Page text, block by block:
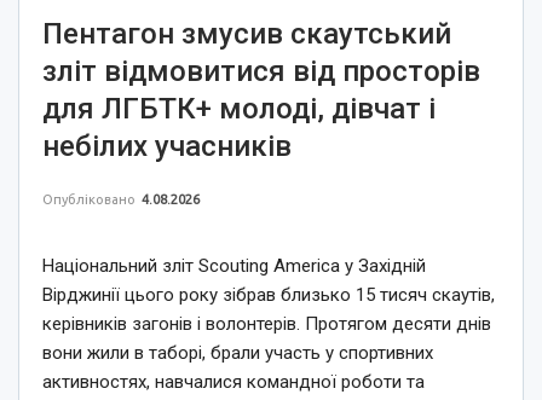
Пентагон змусив скаутський
зліт відмовитися від просторів
для ЛГБТК+ молоді, дівчат і
небілих учасників
Опубліковано 4.08.2026
Національний зліт Scouting America у Західній
Вірджинії цього року зібрав близько 15 тисяч скаутів,
керівників загонів і волонтерів. Протягом десяти днів
вони жили в таборі, брали участь у спортивних
активностях, навчалися командної роботи та